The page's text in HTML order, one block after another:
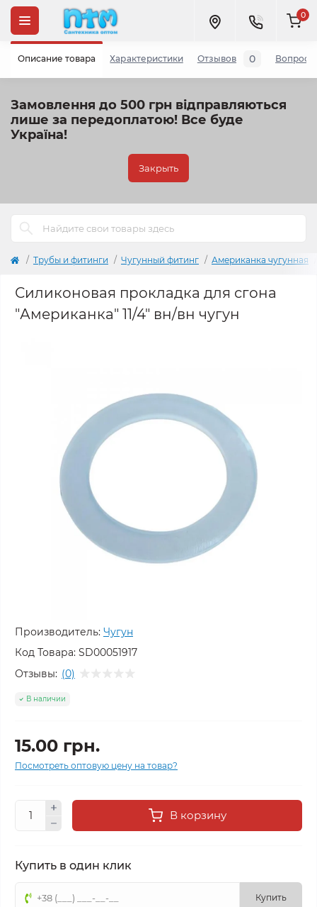
Замовлення до 500 грн відправляються
лише за передоплатою! Все буде
Україна!
Закрыть
0
Трубы и фитинги Чугунный фитинг Американка чугунная
Силиконовая прокладка для сгона
"Американка" 11/4" вн/вн чугун
Производитель: Чугун
Код Товара: SD00051917
Отзывы: (0)
В наличии
15.00 грн.
Посмотреть оптовую цену на товар?
В корзину
Купить в один клик
Купить
Описание товара Характеристики Отзывов 0 Вопросы